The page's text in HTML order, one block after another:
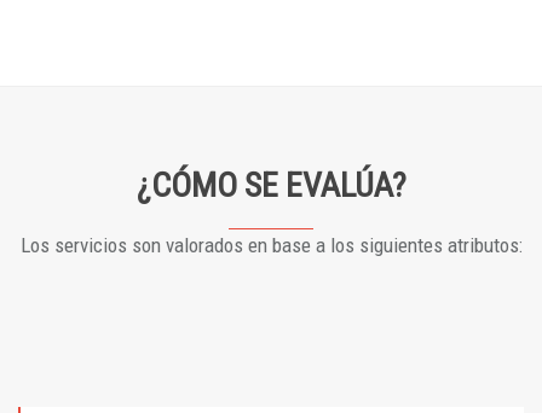
¿CÓMO SE EVALÚA?
Los servicios son valorados en base a los siguientes atributos: